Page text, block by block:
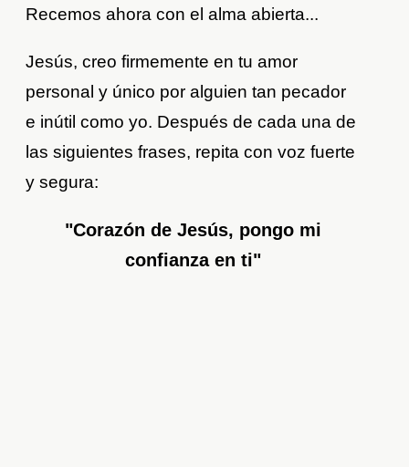
Recemos ahora con el alma abierta...
Jesús, creo firmemente en tu amor
personal y único por alguien tan pecador
e inútil como yo. Después de cada una de
las siguientes frases, repita con voz fuerte
y segura:
"Corazón de Jesús, pongo mi
confianza en ti"